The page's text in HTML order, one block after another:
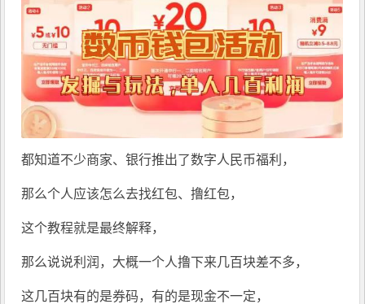
都知道不少商家、银行推出了数字人民币福利，
那么个人应该怎么去找红包、撸红包，
这个教程就是最终解释，
那么说说利润，大概一个人撸下来几百块差不多，
这几百块有的是券码，有的是现金不一定，